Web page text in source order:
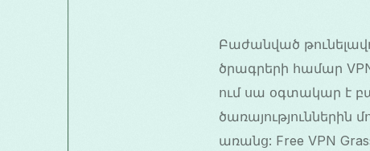
Բաժանված
ծրագրերի համար
ում սա օգտակար է
ծառայություններին
առանց: Free VPN